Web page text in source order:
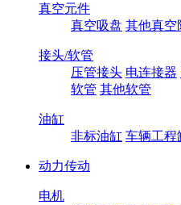
真空元件
真空吸盘 其他真空
接头/软管
压管接头 电连接器
软管 其他软管
油缸
非标油缸 车辆工程
动力传动
电机